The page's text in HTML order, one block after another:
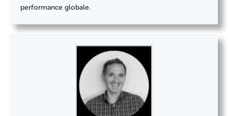
performance globale.